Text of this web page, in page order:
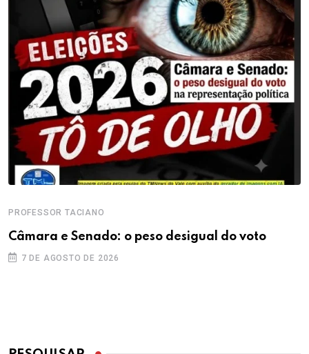
PROFESSOR TACIANO
Câmara e Senado: o peso desigual do voto
7 DE AGOSTO DE 2026